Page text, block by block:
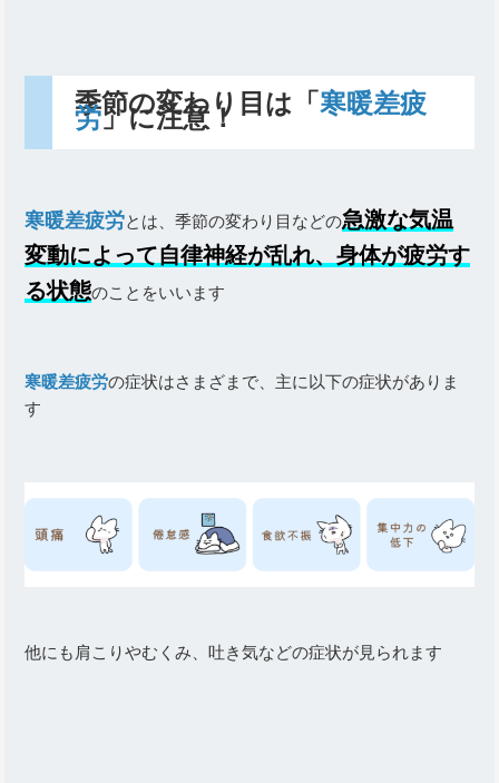
季節の変わり目は「寒暖差疲
労」に注意！
寒暖差疲労とは、季節の変わり目などの急激な気温
変動によって自律神経が乱れ、身体が疲労す
る状態のことをいいます
寒暖差疲労の症状はさまざまで、主に以下の症状がありま
す
他にも肩こりやむくみ、吐き気などの症状が見られます